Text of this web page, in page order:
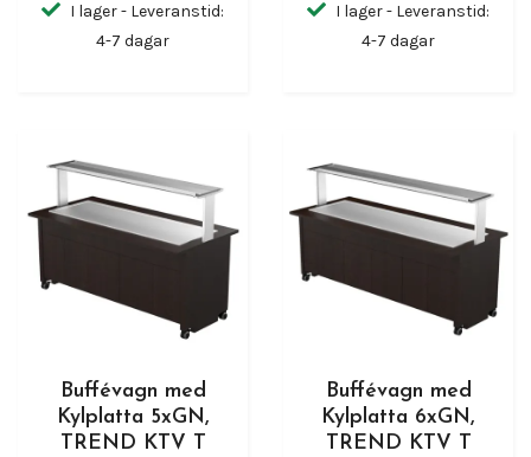
I lager - Leveranstid:
4-7 dagar
I lager - Leveranstid:
4-7 dagar
Buffévagn med
Kylplatta 5xGN,
TREND KTV T
Buffévagn med
Kylplatta 6xGN,
TREND KTV T